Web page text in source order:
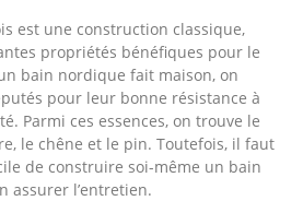
est une construction classique,
propriétés bénéfiques pour le
bain nordique fait maison, on
pour leur bonne résistance à
Parmi ces essences, on trouve le
le chêne et le pin. Toutefois, il faut
de construire soi-même un bain
assurer l’entretien.